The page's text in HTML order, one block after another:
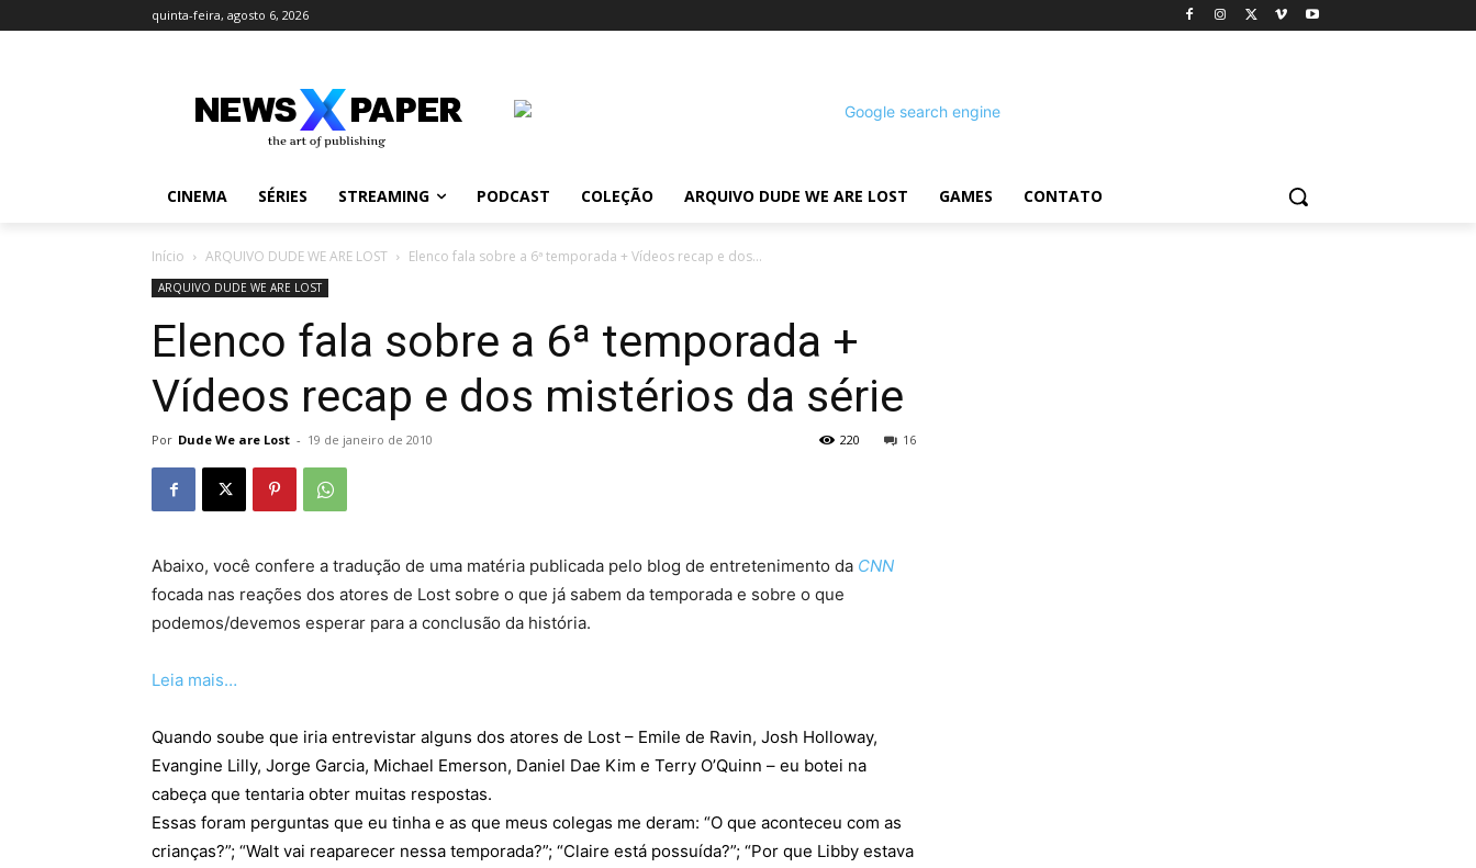
quinta-feira, agosto 6, 2026
CINEMA SÉRIES STREAMING PODCAST COLEÇÃO ARQUIVO DUDE WE ARE LOST GAMES CONTATO
Início ARQUIVO DUDE WE ARE LOST Elenco fala sobre a 6ª temporada + Vídeos recap e dos...
ARQUIVO DUDE WE ARE LOST
Elenco fala sobre a 6ª temporada +
Vídeos recap e dos mistérios da série
Por Dude We are Lost - 19 de janeiro de 2010 16
220
Abaixo, você confere a tradução de uma matéria publicada pelo blog de entretenimento da CNN
focada nas reações dos atores de Lost sobre o que já sabem da temporada e sobre o que
podemos/devemos esperar para a conclusão da história.
Leia mais…
Quando soube que iria entrevistar alguns dos atores de Lost – Emile de Ravin, Josh Holloway,
Evangine Lilly, Jorge Garcia, Michael Emerson, Daniel Dae Kim e Terry O’Quinn – eu botei na
cabeça que tentaria obter muitas respostas.
Essas foram perguntas que eu tinha e as que meus colegas me deram: “O que aconteceu com as
crianças?”; “Walt vai reaparecer nessa temporada?”; “Claire está possuída?”; “Por que Libby estava